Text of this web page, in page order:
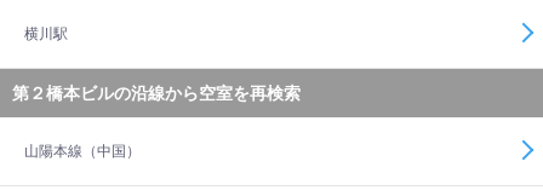
横川駅
第２橋本ビルの沿線から空室を再検索
山陽本線（中国）